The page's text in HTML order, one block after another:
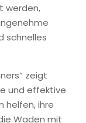
werden,
schnelles
zeigt
und effektive
helfen, ihre
Waden mit